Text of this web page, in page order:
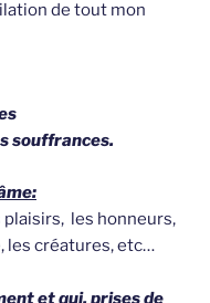
de tout mon
souffrances.
plaisirs, les honneurs,
les créatures, etc…
et qui,prises de